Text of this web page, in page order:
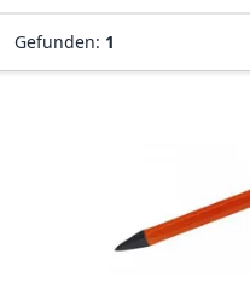
Gefunden: 1